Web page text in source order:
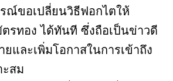
ณ์ขอเปลี่ยนวิธีฟอกไตให้
รทอง ได้ทันที ซึ่งถือเป็นข่าวดี
และเพิ่มโอกาสในการเข้าถึง
ะสม